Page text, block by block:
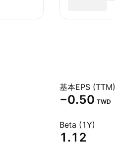
基本EPS (TTM)
−0.50 TWD
Beta (1Y)
1.12